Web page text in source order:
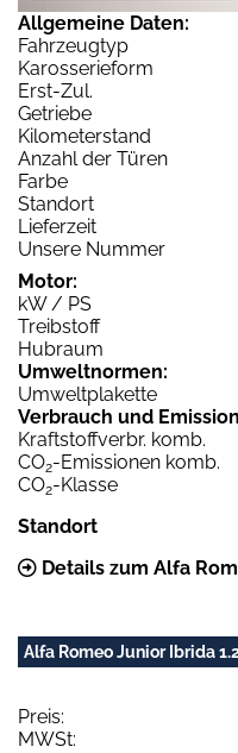
Allgemeine Daten:
Fahrzeugtyp
Karosserieform
Erst-Zul.
Getriebe
Kilometerstand
Anzahl der Türen
Farbe
Standort
Lieferzeit
Unsere Nummer
Motor:
kW / PS
Treibstoff
Hubraum
Umweltnormen:
Umweltplakette
Verbrauch und
Kraftstoffverbr. komb.
CO2-Emissionen komb.
CO2-Klasse
Standort
Details zum Alfa
Alfa Romeo Junior Ibrida
Preis:
MWSt: